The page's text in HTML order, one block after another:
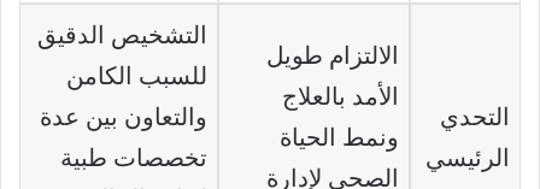
التحدي
الرئيسي
الالتزام طويل
الأمد بالعلاج
ونمط الحياة
الصحي لإدارة
التشخيص الدقيق
للسبب الكامن
والتعاون بين عدة
تخصصات طبية